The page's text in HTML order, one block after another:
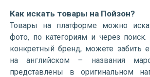
Как искать товары на Пойзон?
Товары на платформе можно
фото, по категориям и через
конкретный бренд, можете забить
на английском – названия
представлены в оригинальном